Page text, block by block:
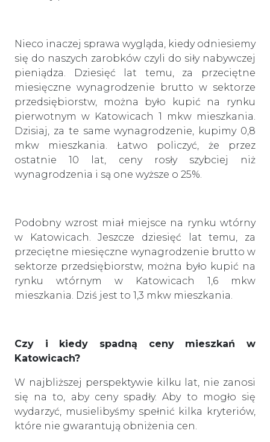
Nieco inaczej sprawa wygląda, kiedy odniesiemy
się do naszych zarobków czyli do siły nabywczej
pieniądza. Dziesięć lat temu, za przeciętne
miesięczne wynagrodzenie brutto w sektorze
przedsiębiorstw, można było kupić na rynku
pierwotnym w Katowicach 1 mkw mieszkania.
Dzisiaj, za te same wynagrodzenie, kupimy 0,8
mkw mieszkania. Łatwo policzyć, że przez
ostatnie 10 lat, ceny rosły szybciej niż
wynagrodzenia i są one wyższe o 25%.
Podobny wzrost miał miejsce na rynku wtórny
w Katowicach. Jeszcze dziesięć lat temu, za
przeciętne miesięczne wynagrodzenie brutto w
sektorze przedsiębiorstw, można było kupić na
rynku wtórnym w Katowicach 1,6 mkw
mieszkania. Dziś jest to 1,3 mkw mieszkania.
Czy i kiedy spadną ceny mieszkań w
Katowicach?
W najbliższej perspektywie kilku lat, nie zanosi
się na to, aby ceny spadły. Aby to mogło się
wydarzyć, musielibyśmy spełnić kilka kryteriów,
które nie gwarantują obniżenia cen.